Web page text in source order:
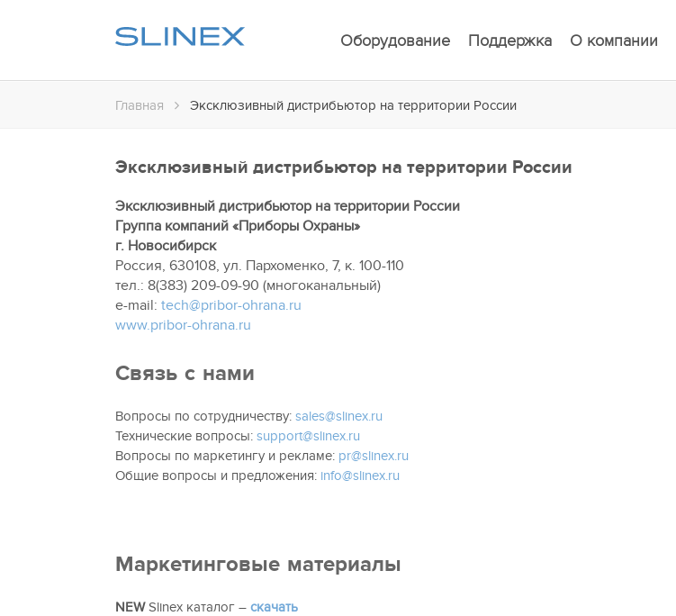
Оборудование Поддержка О компании
Главная Эксклюзивный дистрибьютор на территории России
Эксклюзивный дистрибьютор на территории России
Эксклюзивный дистрибьютор на территории России
Группа компаний «Приборы Охраны»
г. Новосибирск
Россия, 630108, ул. Пархоменко, 7, к. 100-110
тел.: 8(383) 209-09-90 (многоканальный)
e-mail: tech@pribor-ohrana.ru
www.pribor-ohrana.ru
Связь с нами
Вопросы по сотрудничеству: sales@slinex.ru
Технические вопросы: support@slinex.ru
Вопросы по маркетингу и рекламе: pr@slinex.ru
Общие вопросы и предложения: info@slinex.ru
Маркетинговые материалы
NEWSlinex каталог – скачать